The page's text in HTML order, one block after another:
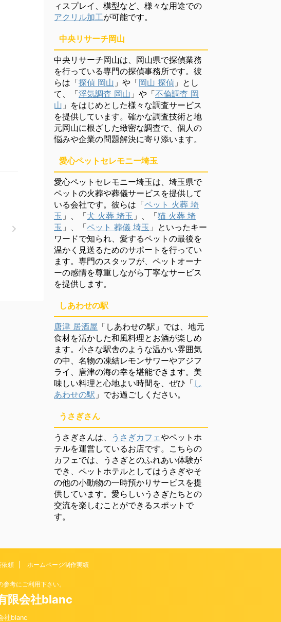
ィスプレイ、模型など、様々な用途での
アクリル加工が可能です。
中央リサーチ岡山
中央リサーチ岡山は、岡山県で探偵業務
を行っている専門の探偵事務所です。彼
らは「探偵 岡山 」や「岡山 探偵 」とし
て、「浮気調査 岡山 」や「不倫調査 岡
山 」をはじめとした様々な調査サービス
を提供しています。確かな調査技術と地
元岡山に根ざした緻密な調査で、個人の
悩みや企業の問題解決に寄り添います。
愛心ペットセレモニー埼玉
愛心ペットセレモニー埼玉は、埼玉県で
ペットの火葬や葬儀サービスを提供して
いる会社です。彼らは「ペット 火葬 埼
玉 」、「犬 火葬 埼玉 」、「猫 火葬 埼
玉 」、「ペット 葬儀 埼玉 」といったキー
ワードで知られ、愛するペットの最後を
温かく見送るためのサポートを行ってい
ます。専門のスタッフが、ペットオーナ
ーの感情を尊重しながら丁寧なサービス
を提供します。
しあわせの駅
唐津 居酒屋 「しあわせの駅」では、地元
食材を活かした和風料理とお酒が楽しめ
ます。小さな駅舎のような温かい雰囲気
の中、名物の凍結レモンサワーやアジフ
ライ、唐津の海の幸を堪能できます。美
味しい料理と心地よい時間を、ぜひ「 し
あわせの駅 」でお過ごしください。
うさぎさん
うさぎさんは、 うさぎカフェやペットホ
テルを運営しているお店です。こちらの
カフェでは、うさぎとのふれあい体験が
でき、ペットホテルとしてはうさぎやそ
の他の小動物の一時預かりサービスを提
供しています。愛らしいうさぎたちとの
交流を楽しむことができるスポットで
す。
依頼 ホームページ制作実績
考にご利用下さい。
限会社blanc
社blanc